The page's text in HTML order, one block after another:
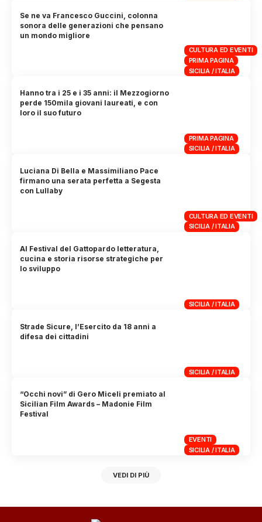
CULTURA ED EVENTI
PRIMA PAGINA
SICILIA / ITALIA
Se ne va Francesco Guccini, colonna
sonora delle generazioni che pensano
un mondo migliore
PRIMA PAGINA
SICILIA / ITALIA
Hanno tra i 25 e i 35 anni: il Mezzogiorno
perde 150mila giovani laureati, e con
loro il suo futuro
CULTURA ED EVENTI
SICILIA / ITALIA
Luciana Di Bella e Massimiliano Pace
firmano una serata perfetta a Segesta
con Lullaby
SICILIA / ITALIA
Al Festival del Gattopardo letteratura,
cucina e storia risorse strategiche per
lo sviluppo
SICILIA / ITALIA
Strade Sicure, l’Esercito da 18 anni a
difesa dei cittadini
EVENTI
SICILIA / ITALIA
“Occhi novi” di Gero Miceli premiato al
Sicilian Film Awards – Madonie Film
Festival
VEDI DI PIÙ